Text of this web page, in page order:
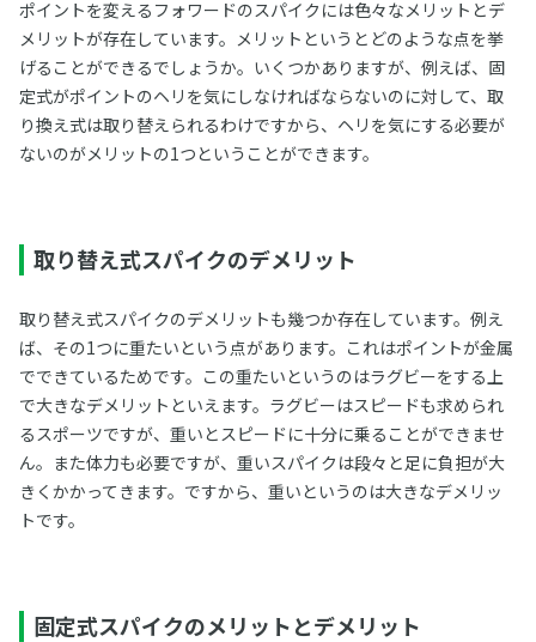
ポイントを変えるフォワードのスパイクには色々なメリットとデ
メリットが存在しています。メリットというとどのような点を挙
げることができるでしょうか。いくつかありますが、例えば、固
定式がポイントのヘリを気にしなければならないのに対して、取
り換え式は取り替えられるわけですから、ヘリを気にする必要が
ないのがメリットの1つということができます。
取り替え式スパイクのデメリット
取り替え式スパイクのデメリットも幾つか存在しています。例え
ば、その1つに重たいという点があります。これはポイントが金属
でできているためです。この重たいというのはラグビーをする上
で大きなデメリットといえます。ラグビーはスピードも求められ
るスポーツですが、重いとスピードに十分に乗ることができませ
ん。また体力も必要ですが、重いスパイクは段々と足に負担が大
きくかかってきます。ですから、重いというのは大きなデメリッ
トです。
固定式スパイクのメリットとデメリット